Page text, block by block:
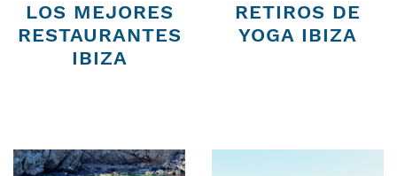
LOS MEJORES
RESTAURANTES
IBIZA
RETIROS DE
YOGA IBIZA